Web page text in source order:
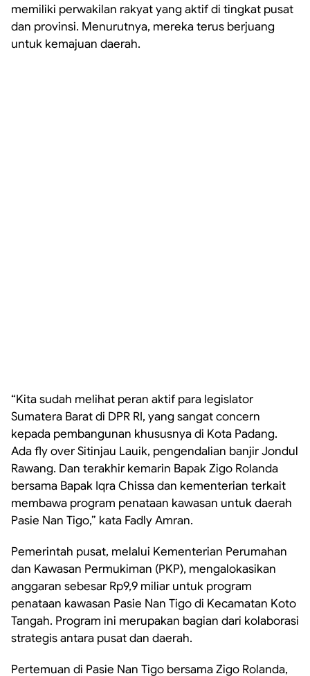
memiliki perwakilan rakyat yang aktif di tingkat pusat
dan provinsi. Menurutnya, mereka terus berjuang
untuk kemajuan daerah.
“Kita sudah melihat peran aktif para legislator
Sumatera Barat di DPR RI, yang sangat concern
kepada pembangunan khususnya di Kota Padang.
Ada fly over Sitinjau Lauik, pengendalian banjir Jondul
Rawang. Dan terakhir kemarin Bapak Zigo Rolanda
bersama Bapak Iqra Chissa dan kementerian terkait
membawa program penataan kawasan untuk daerah
Pasie Nan Tigo,” kata Fadly Amran.
Pemerintah pusat, melalui Kementerian Perumahan
dan Kawasan Permukiman (PKP), mengalokasikan
anggaran sebesar Rp9,9 miliar untuk program
penataan kawasan Pasie Nan Tigo di Kecamatan Koto
Tangah. Program ini merupakan bagian dari kolaborasi
strategis antara pusat dan daerah.
Pertemuan di Pasie Nan Tigo bersama Zigo Rolanda,